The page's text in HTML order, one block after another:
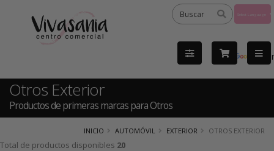
by
Otros Exterior
Productos de primeras marcas para Otros
INICIO AUTOMÓVIL EXTERIOR OTROS EXTERIOR
Total de productos disponibles 20